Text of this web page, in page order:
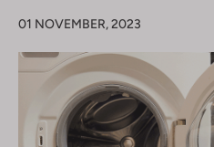
01 NOVEMBER, 2023